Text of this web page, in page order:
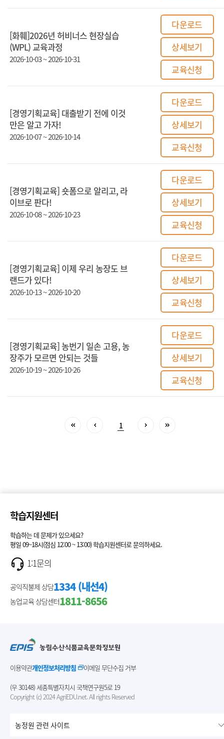
[화훼]2026년 허비너스 현장실습
(WPL) 교육과정
2026-10-03 ~ 2026-10-31
다운로드
상세보기
교육신청
[경영기획교육] 대출받기 전에 이것
만은 알고 가자!
2026-10-07 ~ 2026-10-14
다운로드
상세보기
교육신청
[경영기획교육] 숏폼으로 알리고, 라
이브로 판다!
2026-10-08 ~ 2026-10-23
다운로드
상세보기
교육신청
[경영기획교육] 이제 우리 농장도 브
랜드가 있다!
2026-10-13 ~ 2026-10-20
다운로드
상세보기
교육신청
[경영기획교육] 농번기 일손 고용, 농
장주가 모르면 안되는 것들
2026-10-19 ~ 2026-10-26
다운로드
상세보기
교육신청
1
이용약관개인정보처리방침 이메일 무단수집 거부
(우 30148) 세종특별자치시 국책연구원5로 19
Copyright (c) 2024 AgriEDU.net. All rights Reserved
학습지원센터
학습하는 데 문제가 있으세요?
평일 09~18시(점심 12:00 ~ 13:00) 학습지원센터로 문의하세요.
1:1문의
공익직불제 상담1334 (내선4)
농업교육 상담센터1811-8656